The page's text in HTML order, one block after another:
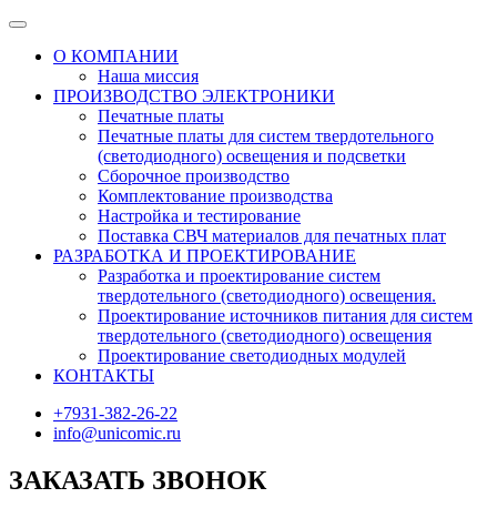
О КОМПАНИИ
Наша миссия
ПРОИЗВОДСТВО ЭЛЕКТРОНИКИ
Печатные платы
Печатные платы для систем твердотельного
(светодиодного) освещения и подсветки
Сборочное производство
Комплектование производства
Настройка и тестирование
Поставка СВЧ материалов для печатных плат
РАЗРАБОТКА И ПРОЕКТИРОВАНИЕ
Разработка и проектирование систем
твердотельного (светодиодного) освещения.
Проектирование источников питания для систем
твердотельного (светодиодного) освещения
Проектирование светодиодных модулей
КОНТАКТЫ
+7931-382-26-22
info@unicomic.ru
ЗАКАЗАТЬ ЗВОНОК